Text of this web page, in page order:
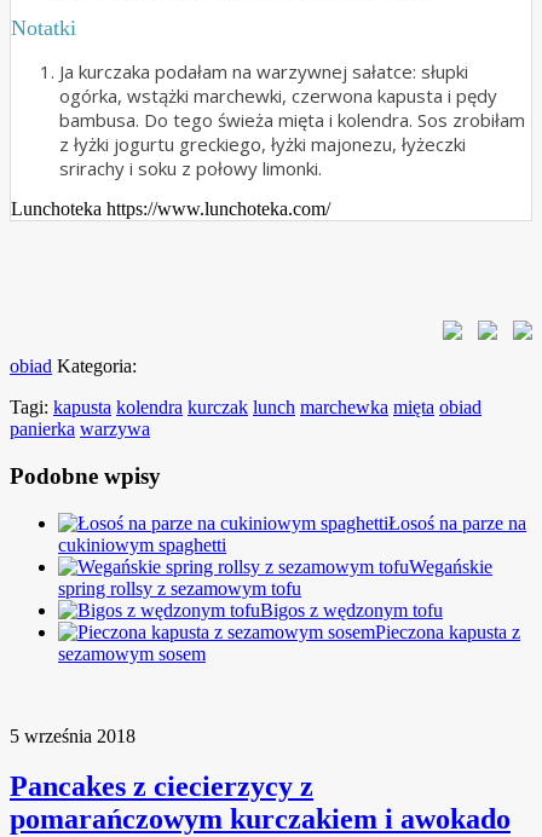
Notatki
Ja kurczaka podałam na warzywnej sałatce: słupki
ogórka, wstążki marchewki, czerwona kapusta i pędy
bambusa. Do tego świeża mięta i kolendra. Sos zrobiłam
z łyżki jogurtu greckiego, łyżki majonezu, łyżeczki
srirachy i soku z połowy limonki.
Lunchoteka https://www.lunchoteka.com/
obiad Kategoria:
Tagi: kapusta kolendra kurczak lunch marchewka mięta obiad
panierka warzywa
Podobne wpisy
Łosoś na parze na
cukiniowym spaghetti
Wegańskie
spring rollsy z sezamowym tofu
Bigos z wędzonym tofu
Pieczona kapusta z
sezamowym sosem
5 września 2018
Pancakes z ciecierzycy z
pomarańczowym kurczakiem i awokado